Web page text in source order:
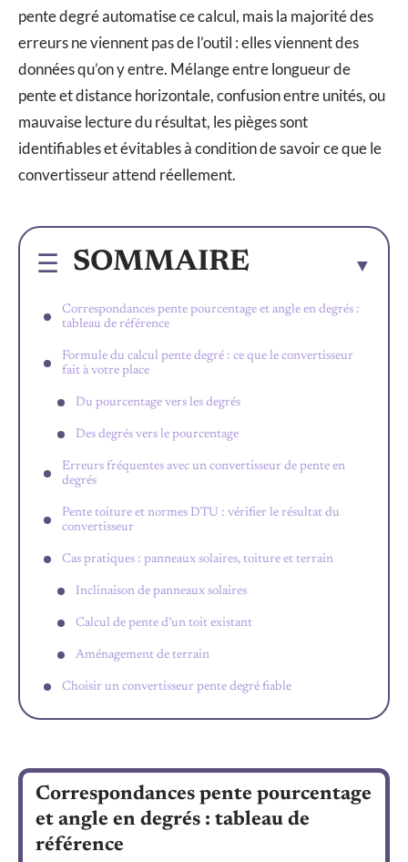
pente degré automatise ce calcul, mais la majorité des
erreurs ne viennent pas de l’outil : elles viennent des
données qu’on y entre. Mélange entre longueur de
pente et distance horizontale, confusion entre unités, ou
mauvaise lecture du résultat, les pièges sont
identifiables et évitables à condition de savoir ce que le
convertisseur attend réellement.
SOMMAIRE
Correspondances pente pourcentage et angle en degrés :
tableau de référence
Formule du calcul pente degré : ce que le convertisseur
fait à votre place
Du pourcentage vers les degrés
Des degrés vers le pourcentage
Erreurs fréquentes avec un convertisseur de pente en
degrés
Pente toiture et normes DTU : vérifier le résultat du
convertisseur
Cas pratiques : panneaux solaires, toiture et terrain
Inclinaison de panneaux solaires
Calcul de pente d’un toit existant
Aménagement de terrain
Choisir un convertisseur pente degré fiable
Correspondances pente pourcentage
et angle en degrés : tableau de
référence